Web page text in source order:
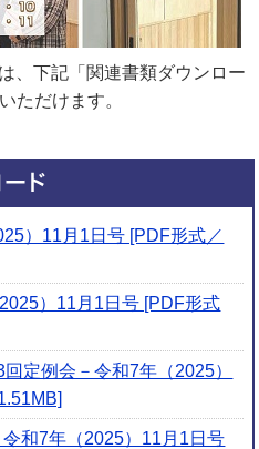
、下記「関連書類ダウンロー
ただけます。
）11月1日号 [PDF形式／
）11月1日号 [PDF形式
定例会－令和7年（2025）
和7年（2025）11月1日号